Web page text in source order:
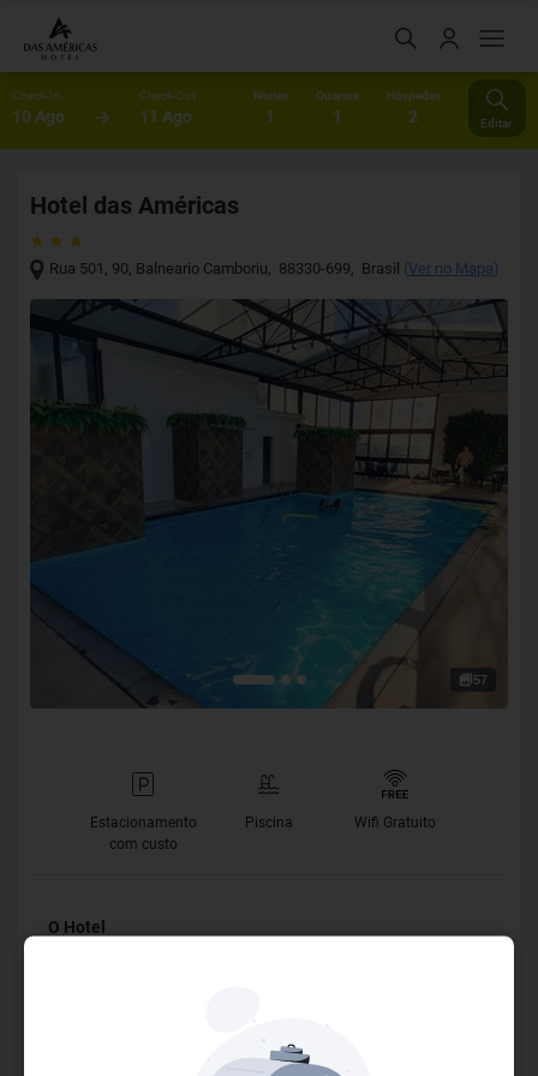
Check-In
10 Ago
Check-Out
11 Ago
Noites
1
Quartos
1
Hóspedes
2 Editar
Hotel das Américas
Rua 501, 90, Balneario Camboriu, 88330-699, Brasil (Ver no Mapa)
57
Estacionamento
com custo
Piscina Wifi Gratuito
O Hotel
Camboriú/SC. A rua é silenciosa e próxima às principais